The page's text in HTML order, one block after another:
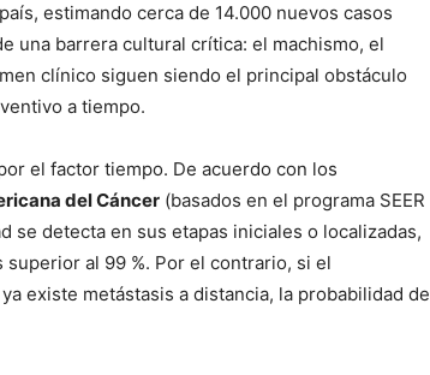
estimando cerca de 14.000 nuevos casos
una barrera cultural crítica: el machismo, el
clínico siguen siendo el principal obstáculo
a tiempo.
el factor tiempo. De acuerdo con los
del Cáncer (basados en el programa SEER
se detecta en sus etapas iniciales o localizadas,
al 99 %. Por el contrario, si el
existe metástasis a distancia, la probabilidad de